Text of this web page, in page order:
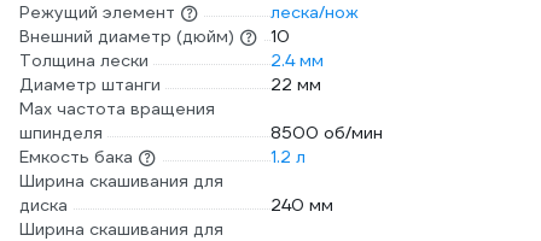
Режущий элемент
леска/нож
Внешний диаметр (дюйм)
10
Толщина лески
2.4 мм
Диаметр штанги
22 мм
Max частота вращения
шпинделя
8500 об/мин
Емкость бака
1.2 л
Ширина скашивания для
диска
240 мм
Ширина скашивания для